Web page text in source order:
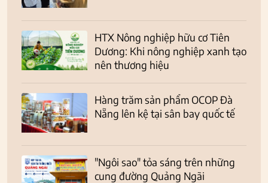
HTX Nông nghiệp hữu cơ Tiên
Dương: Khi nông nghiệp xanh tạo
nên thương hiệu
Hàng trăm sản phẩm OCOP Đà
Nẵng lên kệ tại sân bay quốc tế
"Ngôi sao" tỏa sáng trên những
cung đường Quảng Ngãi